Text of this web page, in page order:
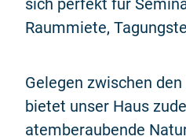
Raummiete,
Gelegen zwischen
bietet unser Haus
atemberaubende